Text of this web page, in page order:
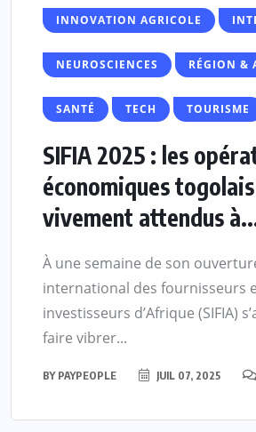
INNOVATION AGRICOLE
NEUROSCIENCES RÉGION &
SANTÉ TECH TOURISME
SIFIA 2025 : les
économiques togolais
vivement attendus
À une semaine de son
international des fournisseurs
investisseurs d’Afrique (SIFIA)
faire vibrer...
BY PAYPEOPLE JUIL 07, 2025